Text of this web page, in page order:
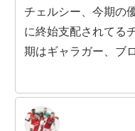
チェルシー、今期の
に終始支配されてる
期はギャラガー、ブ